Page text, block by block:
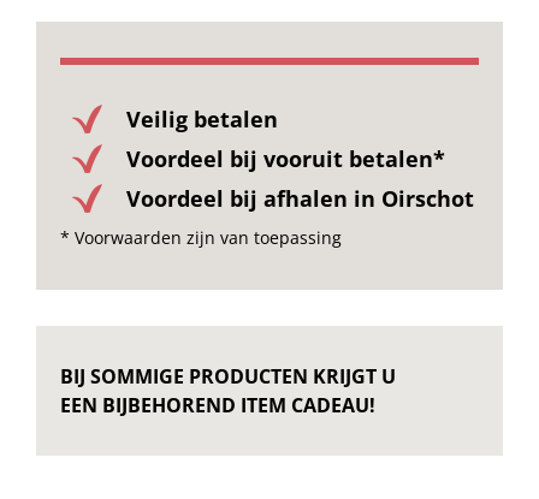
Veilig betalen
Voordeel bij vooruit betalen*
Voordeel bij afhalen in Oirschot
* Voorwaarden zijn van toepassing
BIJ SOMMIGE PRODUCTEN KRIJGT U
EEN BIJBEHOREND ITEM CADEAU!